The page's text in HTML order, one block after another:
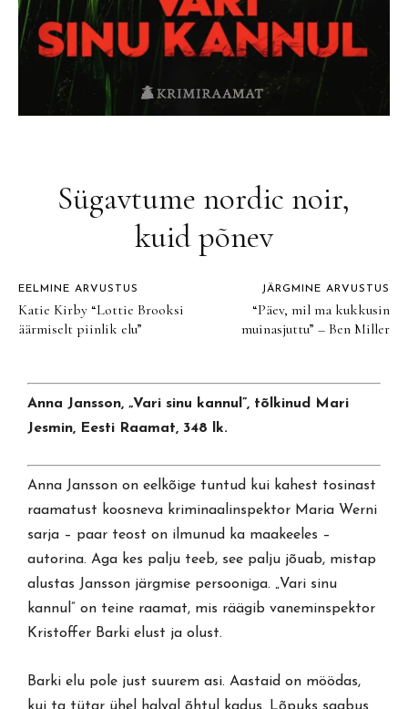
Sügavtume nordic noir,
kuid põnev
EELMINE ARVUSTUS
Katie Kirby “Lottie Brooksi
äärmiselt piinlik elu”
JÄRGMINE ARVUSTUS
“Päev, mil ma kukkusin
muinasjuttu” – Ben Miller
Anna Jansson, „Vari sinu kannul”, tõlkinud Mari
Jesmin, Eesti Raamat, 348 lk.
Anna Jansson on eelkõige tuntud kui kahest tosinast
raamatust koosneva kriminaalinspektor Maria Werni
sarja – paar teost on ilmunud ka maakeeles –
autorina. Aga kes palju teeb, see palju jõuab, mistap
alustas Jansson järgmise persooniga. „Vari sinu
kannul” on teine raamat, mis räägib vaneminspektor
Kristoffer Barki elust ja olust.
Barki elu pole just suurem asi. Aastaid on möödas,